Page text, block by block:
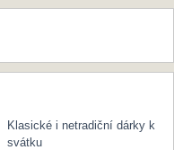
Klasické i netradiční dárky k
svátku